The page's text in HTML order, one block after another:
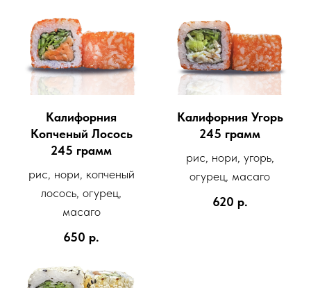
Калифорния
Копченый Лосось
245 грамм
рис, нори, копченый
лосось, огурец,
масаго
650 р.
Калифорния Угорь
245 грамм
рис, нори, угорь,
огурец, масаго
620 р.